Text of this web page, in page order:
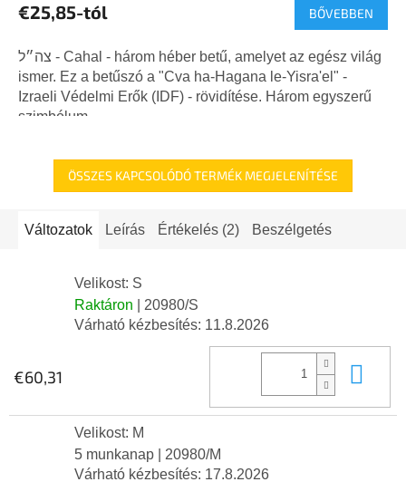
átlagos
5-
ből
5,0
csillag.
€25,85-tól BŐVEBBEN
צה״ל - Cahal - három héber betű, amelyet az egész világ
ismer. Ez a betűszó a "Cva ha-Hagana le-Yisra'el" -
Izraeli Védelmi Erők (IDF) - rövidítése. Három egyszerű
szimbólum,...
ÖSSZES KAPCSOLÓDÓ TERMÉK MEGJELENÍTÉSE
Változatok Leírás Értékelés (2) Beszélgetés
Velikost: S
Raktáron
| 20980/S
Várható kézbesítés: 11.8.2026
€60,31
Velikost: M
5 munkanap
| 20980/M
Várható kézbesítés: 17.8.2026